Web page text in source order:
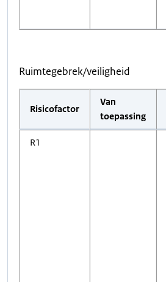
Ruimtegebrek/veiligheid
Risicofactor
Van
toepassing
R1